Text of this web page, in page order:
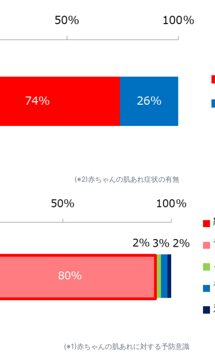
(※2)赤ちゃんの肌あれ症状の有無
(※1)赤ちゃんの肌あれに対する予防意識